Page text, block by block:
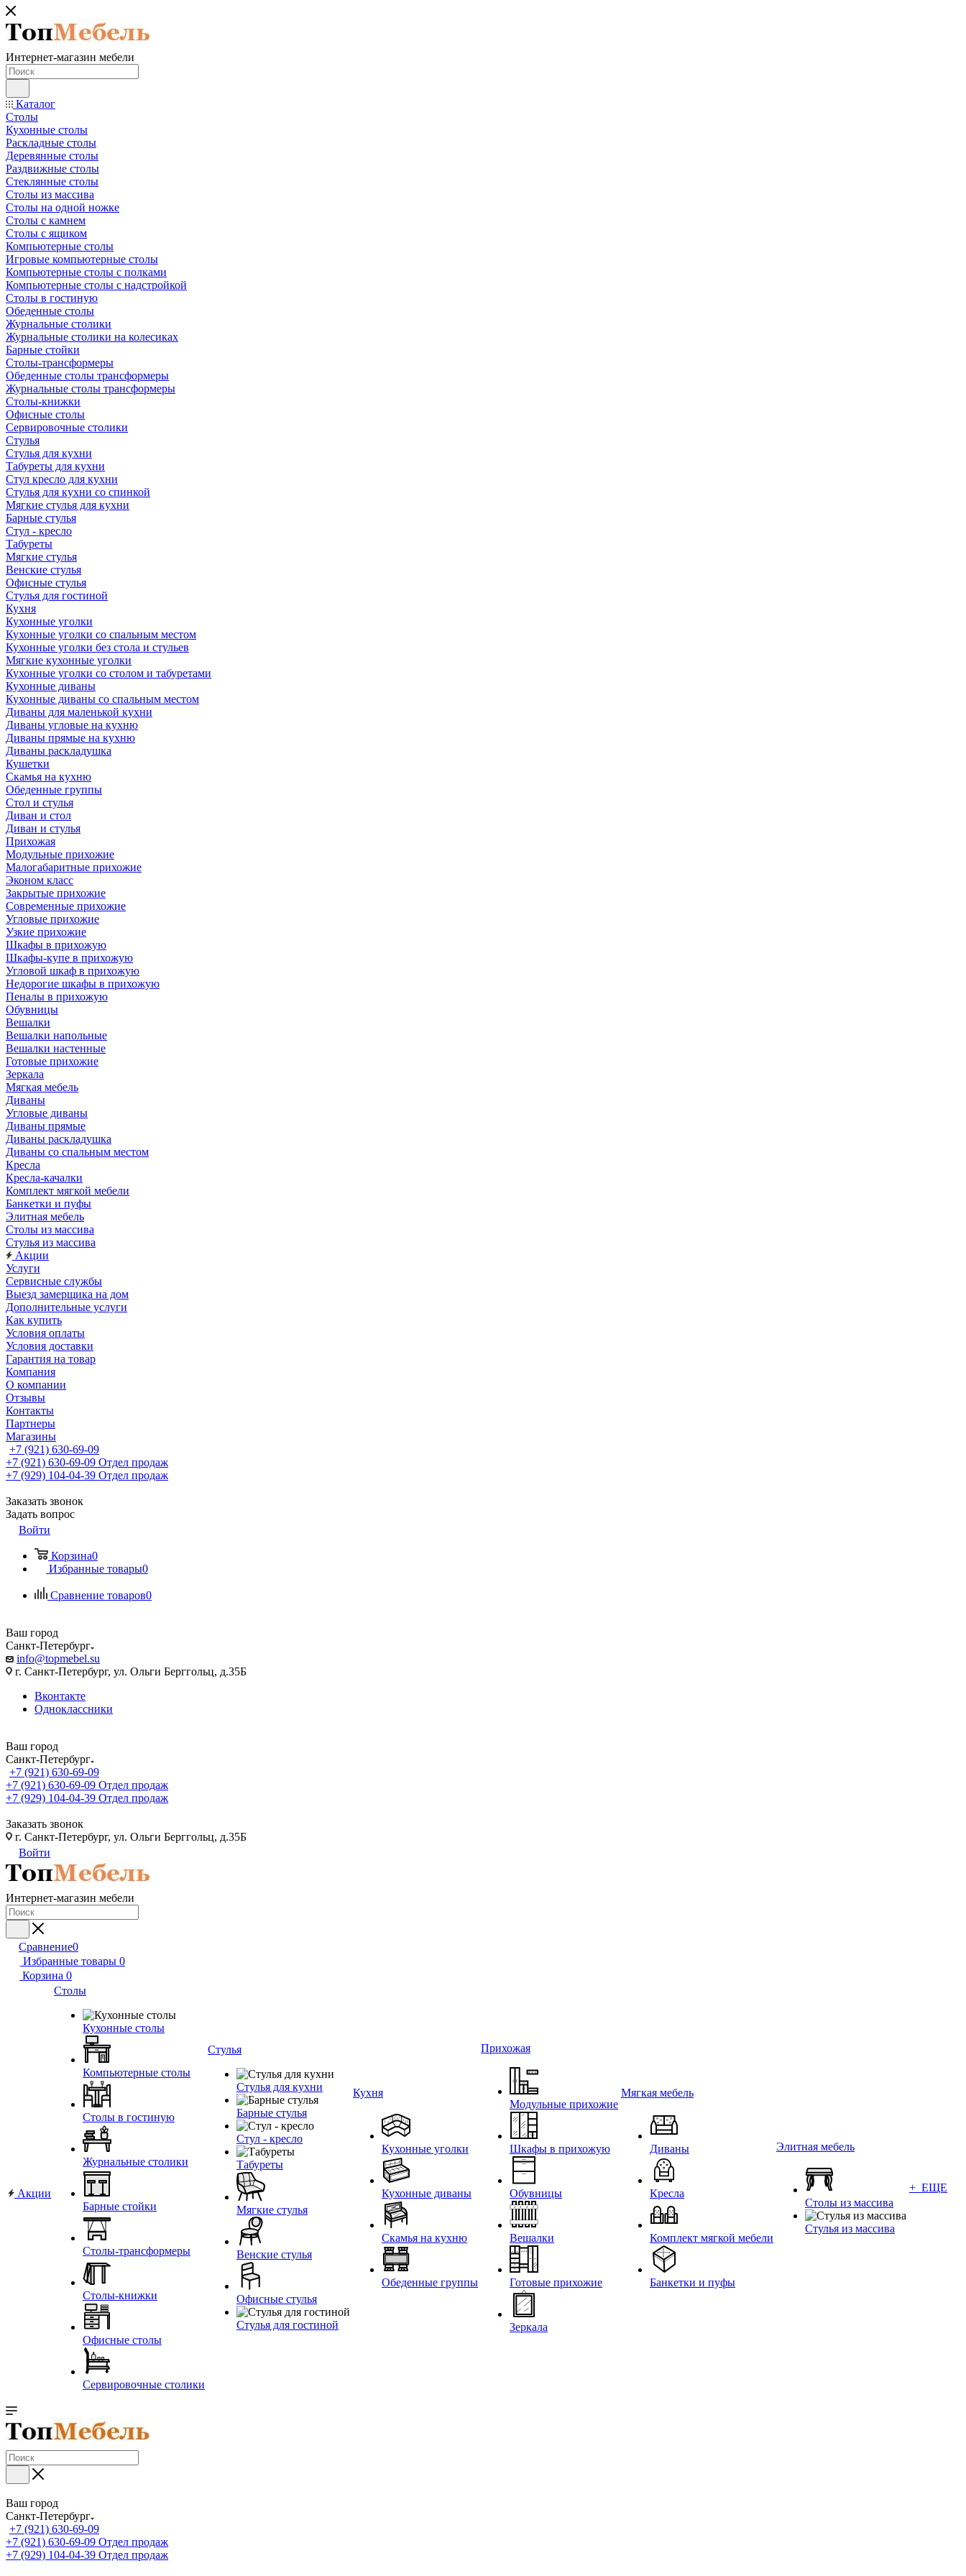
Интернет-магазин мебели
Каталог
Столы
Кухонные столы
Раскладные столы
Деревянные столы
Раздвижные столы
Стеклянные столы
Столы из массива
Столы на одной ножке
Столы с камнем
Столы с ящиком
Компьютерные столы
Игровые компьютерные столы
Компьютерные столы с полками
Компьютерные столы с надстройкой
Столы в гостиную
Обеденные столы
Журнальные столики
Журнальные столики на колесиках
Барные стойки
Столы-трансформеры
Обеденные столы трансформеры
Журнальные столы трансформеры
Столы-книжки
Офисные столы
Сервировочные столики
Стулья
Стулья для кухни
Табуреты для кухни
Стул кресло для кухни
Стулья для кухни со спинкой
Мягкие стулья для кухни
Барные стулья
Стул - кресло
Табуреты
Мягкие стулья
Венские стулья
Офисные стулья
Стулья для гостиной
Кухня
Кухонные уголки
Кухонные уголки со спальным местом
Кухонные уголки без стола и стульев
Мягкие кухонные уголки
Кухонные уголки со столом и табуретами
Кухонные диваны
Кухонные диваны со спальным местом
Диваны для маленькой кухни
Диваны угловые на кухню
Диваны прямые на кухню
Диваны раскладушка
Кушетки
Скамья на кухню
Обеденные группы
Стол и стулья
Диван и стол
Диван и стулья
Прихожая
Модульные прихожие
Малогабаритные прихожие
Эконом класс
Закрытые прихожие
Современные прихожие
Угловые прихожие
Узкие прихожие
Шкафы в прихожую
Шкафы-купе в прихожую
Угловой шкаф в прихожую
Недорогие шкафы в прихожую
Пеналы в прихожую
Обувницы
Вешалки
Вешалки напольные
Вешалки настенные
Готовые прихожие
Зеркала
Мягкая мебель
Диваны
Угловые диваны
Диваны прямые
Диваны раскладушка
Диваны со спальным местом
Кресла
Кресла-качалки
Комплект мягкой мебели
Банкетки и пуфы
Элитная мебель
Столы из массива
Стулья из массива
Акции
Услуги
Сервисные службы
Выезд замерщика на дом
Дополнительные услуги
Как купить
Условия оплаты
Условия доставки
Гарантия на товар
Компания
О компании
Отзывы
Контакты
Партнеры
Магазины
+7 (921) 630-69-09
+7 (921) 630-69-09 Отдел продаж
+7 (929) 104-04-39 Отдел продаж
Заказать звонок
Задать вопрос
Войти
Корзина0
Избранные товары0
Сравнение товаров0
Ваш город
Санкт-Петербург
info@topmebel.su
г. Санкт-Петербург, ул. Ольги Берггольц, д.35Б
Вконтакте
Одноклассники
Ваш город
Санкт-Петербург
+7 (921) 630-69-09
+7 (921) 630-69-09 Отдел продаж
+7 (929) 104-04-39 Отдел продаж
Заказать звонок
г. Санкт-Петербург, ул. Ольги Берггольц, д.35Б
Войти
Интернет-магазин мебели
Сравнение0
Избранные товары 0
Корзина 0
Акции
Столы
Кухонные столы
Компьютерные столы
Столы в гостиную
Журнальные столики
Барные стойки
Столы-трансформеры
Столы-книжки
Офисные столы
Сервировочные столики
Стулья
Стулья для кухни
Барные стулья
Стул - кресло
Табуреты
Мягкие стулья
Венские стулья
Офисные стулья
Стулья для гостиной
Кухня
Кухонные уголки
Кухонные диваны
Скамья на кухню
Обеденные группы
Прихожая
Модульные прихожие
Шкафы в прихожую
Обувницы
Вешалки
Готовые прихожие
Зеркала
Мягкая мебель
Диваны
Кресла
Комплект мягкой мебели
Банкетки и пуфы
Элитная мебель
Столы из массива
Стулья из массива
+ ЕЩЕ
Ваш город
Санкт-Петербург
+7 (921) 630-69-09
+7 (921) 630-69-09 Отдел продаж
+7 (929) 104-04-39 Отдел продаж